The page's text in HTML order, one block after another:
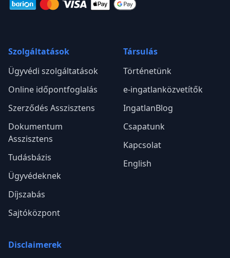
Szolgáltatások
Ügyvédi szolgáltatások
Online időpontfoglalás
Szerződés Asszisztens
Dokumentum
Asszisztens
Tudásbázis
Ügyvédeknek
Díjszabás
Sajtóközpont
Társulás
Történetünk
e-ingatlanközvetítők
IngatlanBlog
Csapatunk
Kapcsolat
English
Disclaimerek